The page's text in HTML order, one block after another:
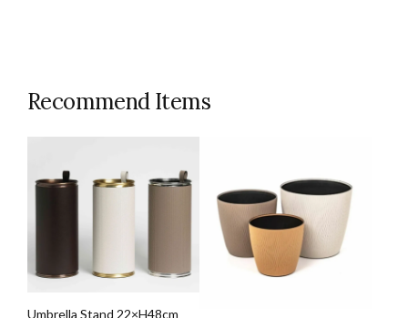
Recommend Items
Umbrella Stand 22×H48cm